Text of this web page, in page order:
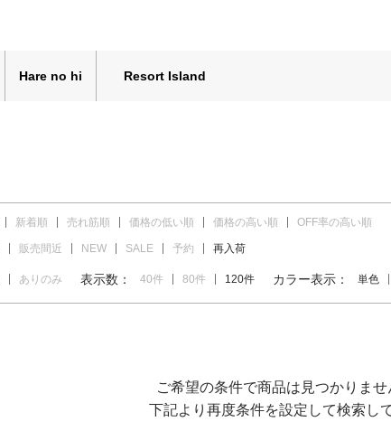
Hare no hi Resort Island
新着順 売れ筋順 価格の低い順 価格の高い順 OFF率の高い順
販売間近 NEW SALE 予約 再入荷
ありのみ 表示数： 40件 80件 120件 カラー表示： 単色
ご希望の条件で商品は見つかりませ
下記より再度条件を設定して検索し